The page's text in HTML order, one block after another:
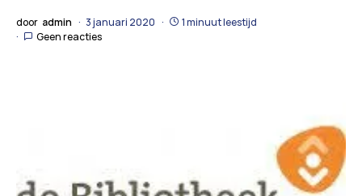
door admin 3 januari 2020
1 minuut leestijd
Geen reacties